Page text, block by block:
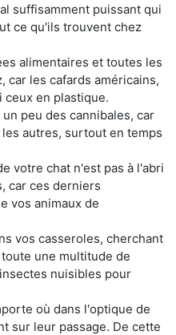
suffisamment puissant qui
ce qu'ils trouvent chez
alimentaires et toutes les
car les cafards américains,
ceux en plastique.
peu des cannibales, car
autres, surtout en temps
votre chat n'est pas à l'abri
car ces derniers
vos animaux de
vos casseroles, cherchant
une multitude de
nuisibles pour
où dans l'optique de
sur leur passage. De cette